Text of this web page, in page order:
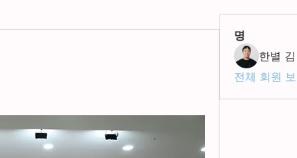
명
한별 김
전체 회원